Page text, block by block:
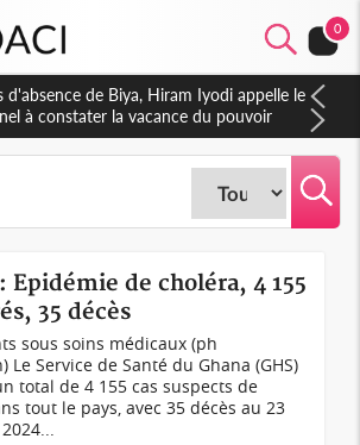
0
la pagaille au PDCI-RDA, Lessiehi bannit
Epidémie de choléra, 4 155
35 décès
sous soins médicaux (ph
Le Service de Santé du Ghana (GHS)
total de 4 155 cas suspects de
tout le pays, avec 35 décès au 23